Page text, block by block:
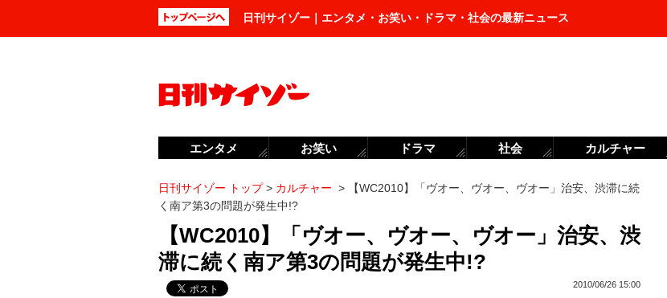
日刊サイゾー｜エンタメ・お笑い・ドラマ・社会の最新ニュース
日刊サイゾー トップ> カルチャー >
【WC2010】「ヴオー、ヴオー、ヴオー」治安、渋滞に続
く南ア第3の問題が発生中!?
【WC2010】「ヴオー、ヴオー、ヴオー」治安、渋
滞に続く南ア第3の問題が発生中!?
2010/06/26 15:00
エンタメ お笑い ドラマ 社会 カルチャー